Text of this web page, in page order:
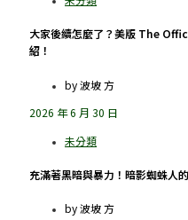
大家後續怎麼了？美版 The
紹！
by波坡 方
2026 年 6 月 30 日
充滿著黑暗與暴力！暗影蜘蛛人
by波坡 方